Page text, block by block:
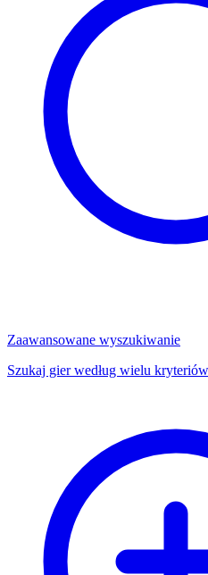
Zaawansowane wyszukiwanie
Szukaj gier według wielu kryteriów